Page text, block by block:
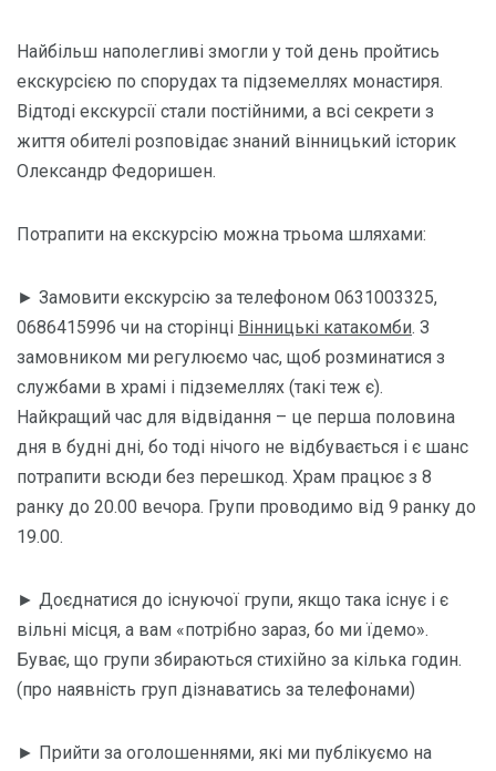
Найбільш наполегливі змогли у той день пройтись
екскурсією по спорудах та підземеллях монастиря.
Відтоді екскурсії стали постійними, а всі секрети з
життя обителі розповідає знаний вінницький історик
Олександр Федоришен.
Потрапити на екскурсію можна трьома шляхами:
► Замовити екскурсію за телефоном 0631003325,
0686415996 чи на сторінці Вінницькі катакомби. З
замовником ми регулюємо час, щоб розминатися з
службами в храмі і підземеллях (такі теж є).
Найкращий час для відвідання – це перша половина
дня в будні дні, бо тоді нічого не відбувається і є шанс
потрапити всюди без перешкод. Храм працює з 8
ранку до 20.00 вечора. Групи проводимо від 9 ранку до
19.00.
► Доєднатися до існуючої групи, якщо така існує і є
вільні місця, а вам «потрібно зараз, бо ми їдемо».
Буває, що групи збираються стихійно за кілька годин.
(про наявність груп дізнаватись за телефонами)
► Прийти за оголошеннями, які ми публікуємо на